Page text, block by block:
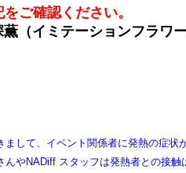
ご確認ください。
（イミテーションフラワ
して、イベント関係者に発熱の症状
やNADiff スタッフは発熱者との接触